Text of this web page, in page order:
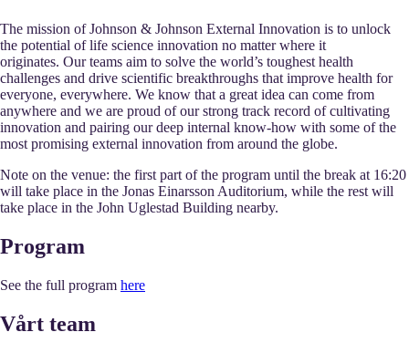
The mission of Johnson & Johnson External Innovation is to unlock
the potential of life science innovation no matter where it
originates. Our teams aim to solve the world’s toughest health
challenges and drive scientific breakthroughs that improve health for
everyone, everywhere. We know that a great idea can come from
anywhere and we are proud of our strong track record of cultivating
innovation and pairing our deep internal know-how with some of the
most promising external innovation from around the globe.
Note on the venue: the first part of the program until the break at 16:20
will take place in the Jonas Einarsson Auditorium, while the rest will
take place in the John Uglestad Building nearby.
Program
See the full program here
Vårt team